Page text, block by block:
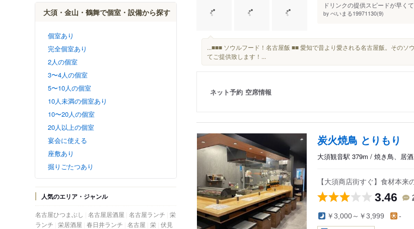
大須・金山・鶴舞で個室・設備から探す
個室あり
完全個室あり
2人の個室
3〜4人の個室
5〜10人の個室
10人未満の個室あり
10〜20人の個室
20人以上の個室
宴会に使える
座敷あり
掘りごたつあり
人気のエリア・ジャンル
名古屋ひつまぶし 名古屋居酒屋 名古屋ランチ 栄
ランチ 栄居酒屋 春日井ランチ 名古屋 栄 伏見
ドリンクの提供スピードが早く
by ぺいまる19971130(9)
...■■■ ソウルフード！名古屋飯 ■■ 愛知で昔より愛される名古屋飯。そのソ
てご提供致します！...
ネット予約 空席情報
炭火焼鳥 とりもり
大須観音駅 379m / 焼き鳥、居
【大須商店街すぐ】食材本
3.46
￥3,000～￥3,999 -